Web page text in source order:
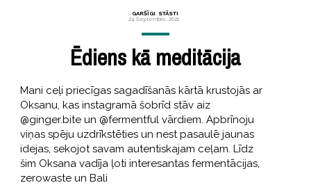
GARŠĪGI, STĀSTI
24 Septembris, 2021
Ēdiens kā meditācija
Mani ceļi priecīgas sagadīšanās kārtā krustojās ar
Oksanu, kas instagramā šobrīd stāv aiz
@ginger.bite un @fermentful vārdiem. Apbrīnoju
viņas spēju uzdrīkstēties un nest pasaulē jaunas
idejas, sekojot savam autentiskajam ceļam. Līdz
šim Oksana vadīja ļoti interesantas fermentācijas,
zerowaste un Bali